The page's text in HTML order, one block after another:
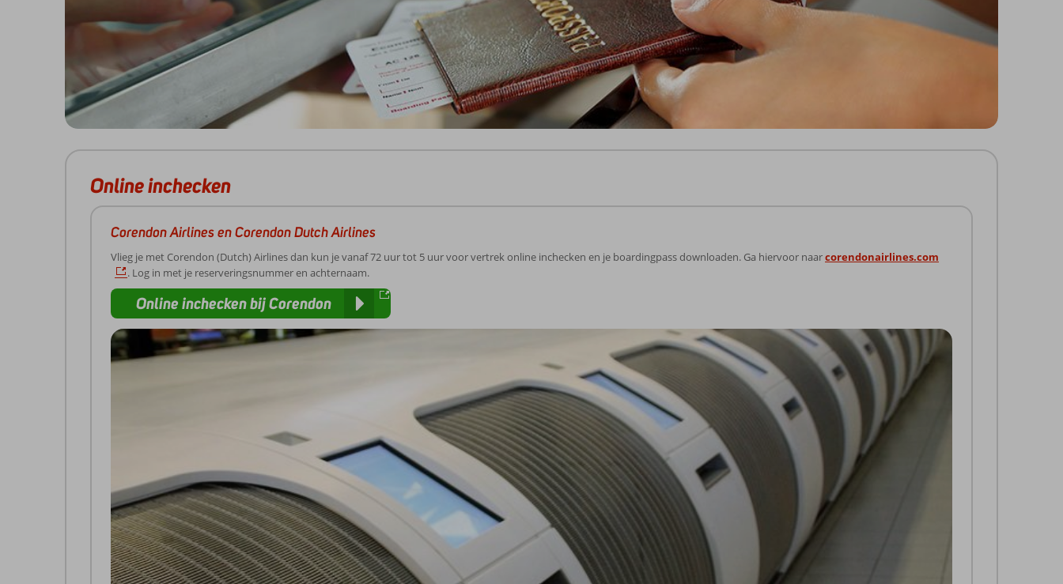
Online inchecken
Corendon Airlines en Corendon Dutch Airlines
Vlieg je met Corendon (Dutch) Airlines dan kun je vanaf 72 uur tot 5 uur voor vertrek online inchecken en je boardingpass downloaden. Ga hiervoor naarcorendonairlines.com
. Log in met je reserveringsnummer en achternaam.
Online inchecken bij Corendon